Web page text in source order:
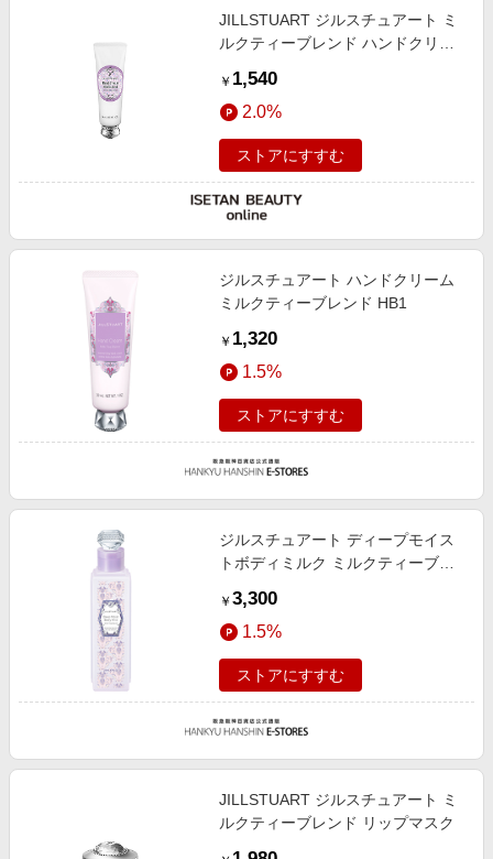
JILLSTUART ジルスチュアート ミ
ルクティーブレンド ハンドクリー
￥ 1,540
2.0%
ストアにすすむ
ジルスチュアート ハンドクリーム
ミルクティーブレンド HB1
￥ 1,320
1.5%
ストアにすすむ
ジルスチュアート ディープモイス
トボディミルク ミルクティーブレ
￥ 3,300
1.5%
ストアにすすむ
JILLSTUART ジルスチュアート ミ
ルクティーブレンド リップマスク